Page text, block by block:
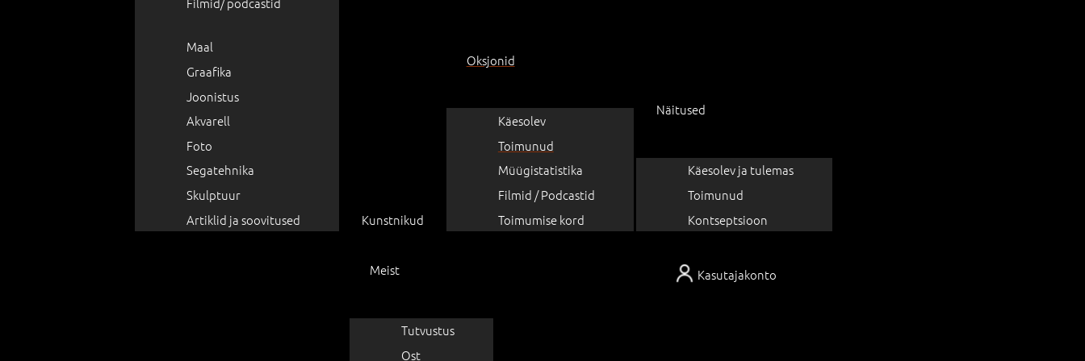
Kasutajakonto
Maal
Graafika
Joonistus
Akvarell
Foto
Segatehnika
Skulptuur
Artiklid ja soovitused
Kunstnikud
Oksjonid
Käesolev
Toimunud
Müügistatistika
Filmid / Podcastid
Toimumise kord
Näitused
Käesolev ja tulemas
Toimunud
Kontseptsioon
Meist
Tutvustus
Ost